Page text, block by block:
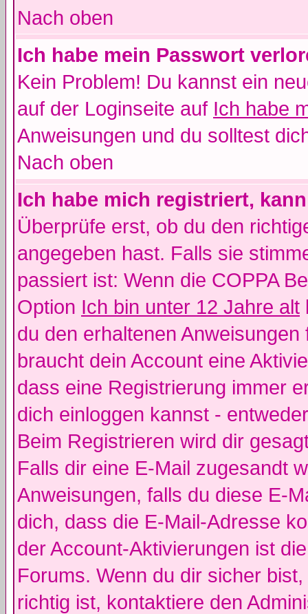
Nach oben
Ich habe mein Passwort
Kein Problem! Du kannst ein
auf der Loginseite auf Ich habe
Anweisungen und du solltest
Nach oben
Ich habe mich registriert,
Überprüfe erst, ob du den
angegeben hast. Falls sie
passiert ist: Wenn die COPPA
Option Ich bin unter 12 Jahre alt
du den erhaltenen
braucht dein Account eine
dass eine Registrierung immer
dich einloggen kannst -
Beim Registrieren wird dir
Falls dir eine E-Mail zugesandt
Anweisungen, falls du diese E-
dich, dass die E-Mail-Adresse
der Account-Aktivierungen ist
Forums. Wenn du dir sicher
richtig ist, kontaktiere den